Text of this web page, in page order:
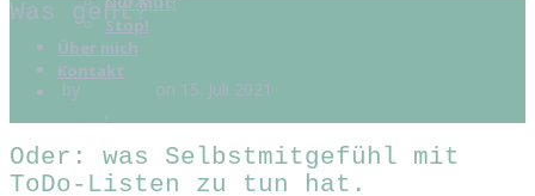
Stop!
Über mich
Kontakt
Was geht?
by
on 15. Juli 2021
,
Oder: was Selbstmitgefühl mit
ToDo-Listen zu tun hat.